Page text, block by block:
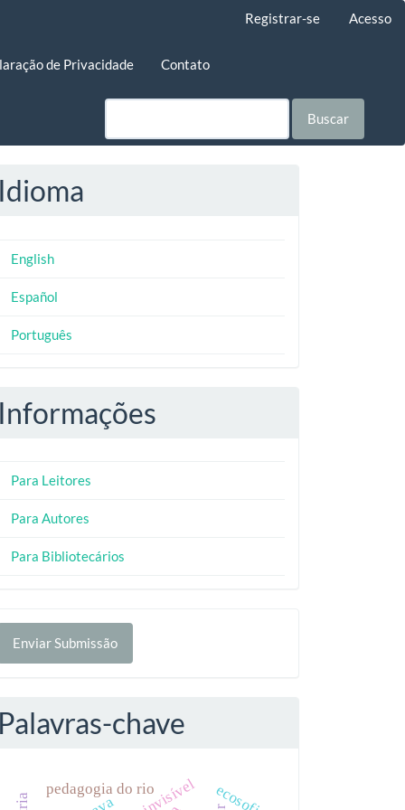
Registrar-se Acesso
de Privacidade Contato
Buscar
Idioma
English
Español
Português
Informações
Para Leitores
Para Autores
Para Bibliotecários
Enviar Submissão
Palavras-chave
pedagogia do rio ecosofia